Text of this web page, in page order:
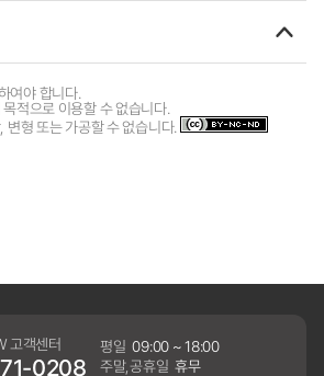
여야 합니다.
적으로 이용할 수 없습니다.
변형 또는 가공할 수 없습니다.
고객센터
0208
평일 09:00 ~ 18:00
주말,공휴일 휴무